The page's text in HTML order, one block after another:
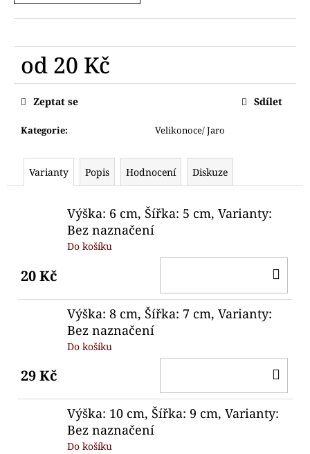
od 20 Kč
Měrná
cena:
Kategorie: Velikonoce/ Jaro
Zeptat se Sdílet
Varianty Popis Hodnocení Diskuze
Výška: 6 cm, Šířka: 5 cm, Varianty:
Bez naznačení
Do košíku
20 Kč
Výška: 8 cm, Šířka: 7 cm, Varianty:
Bez naznačení
Do košíku
29 Kč
Výška: 10 cm, Šířka: 9 cm, Varianty:
Bez naznačení
Do košíku
u
e
m
e
ADVETNÍ
4CM
103
Kč